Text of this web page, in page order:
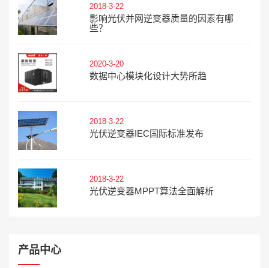
2018-3-22
影响光伏并网逆变器质量的因素有哪
些？
2020-3-20
数据中心模块化设计大势所趋
2018-3-22
光伏逆变器IEC国际标准发布
2018-3-22
光伏逆变器MPPT算法全面解析
产品中心